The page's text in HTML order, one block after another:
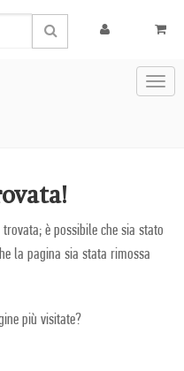
è possibile che sia stato
la pagina sia stata rimossa
più visitate?